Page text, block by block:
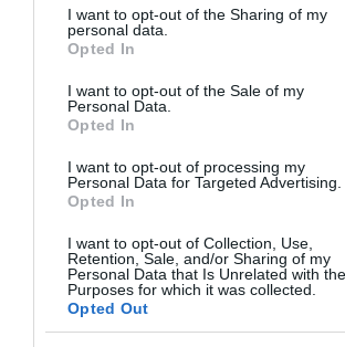
not limited to your visit or usage behaviour.
grant or deny consent to Google and its
use your data for below specified purposes
consent section.
I want to opt-out of the Sharing of my
personal data.
Opted In
I want to opt-out of the Sale of my
Personal Data.
Opted In
I want to opt-out of processing my
Personal Data for Targeted Advertising.
Opted In
I want to opt-out of Collection, Use,
Retention, Sale, and/or Sharing of my
Personal Data that Is Unrelated with the
Purposes for which it was collected.
Opted Out
βαθυστόχαστο
ΠΑΝΗΓΥΡΙ ΤΗΣ
Του Σωτήρος
ΟΙ
ΜΕΡΕΣ» ΕΙΝΑΙ
Μια επίκαιρη